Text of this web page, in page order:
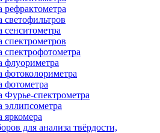
рефрактометра
светофильтров
сенситометра
спектрометров
спектрофотометра
флуориметра
фотоколориметра
фотометра
Фурье-спектрометра
эллипсометра
яркомера
для анализа твёрдости,